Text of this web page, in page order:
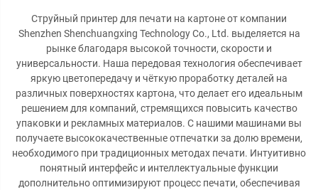
Струйный принтер для печати на картоне от компании
Shenzhen Shenchuangxing Technology Co., Ltd. выделяется на
рынке благодаря высокой точности, скорости и
универсальности. Наша передовая технология обеспечивает
яркую цветопередачу и чёткую проработку деталей на
различных поверхностях картона, что делает его идеальным
решением для компаний, стремящихся повысить качество
упаковки и рекламных материалов. С нашими машинами вы
получаете высококачественные отпечатки за долю времени,
необходимого при традиционных методах печати. Интуитивно
понятный интерфейс и интеллектуальные функции
дополнительно оптимизируют процесс печати, обеспечивая